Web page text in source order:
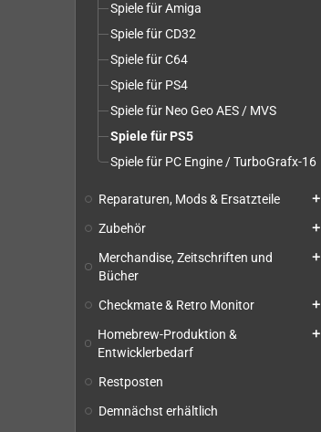
Spiele für Amiga
Spiele für CD32
Spiele für C64
Spiele für PS4
Spiele für Neo Geo AES / MVS
Spiele für PS5
Spiele für PC Engine / TurboGrafx-16
Reparaturen, Mods & Ersatzteile add
Zubehör add
Merchandise, Zeitschriften und
Bücher
add
Checkmate & Retro Monitor add
Homebrew-Produktion &
Entwicklerbedarf
add
Restposten
Demnächst erhältlich